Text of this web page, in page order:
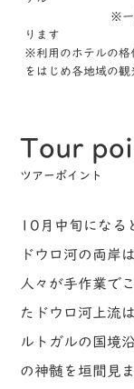
※一部の地域
ります
※利用のホテルの
をはじめ各地域の観
Tour
ツアーポイント
10月中旬になる
ドウロ河の両岸
人々が手作業で
たドウロ河上流
ルトガルの国境
の神髄を垣間見ま